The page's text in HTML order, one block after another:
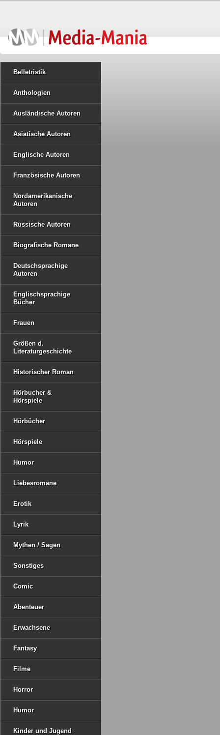
Belletristik
Anthologien
Ausländische Autoren
Asiatische Autoren
Englische Autoren
Französische Autoren
Nordamerikanische
Autoren
Russische Autoren
Biografische Romane
Deutschsprachige
Autoren
Englischsprachige
Bücher
Frauen
Größen d.
Literaturgeschichte
Historischer Roman
Hörbucher &
Hörspiele
Hörbücher
Hörspiele
Humor
Liebesromane
Erotik
Lyrik
Mythen / Sagen
Sonstiges
Comic
Abenteuer
Erwachsene
Fantasy
Filme
Horror
Humor
Kinder und Jugend